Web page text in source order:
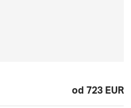
od 723 EUR